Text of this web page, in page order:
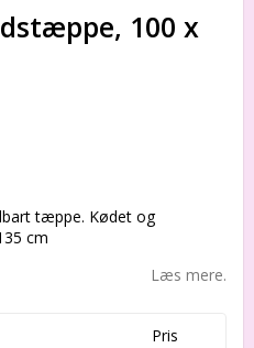
100 x
tæppe. Kødet og
cm
Læs mere.
Pris